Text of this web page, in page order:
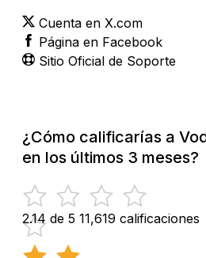
Cuenta en X.com
Página en Facebook
Sitio Oficial de Soporte
¿Cómo calificarías a
en los últimos 3 meses?
2.14 de 5 11,619 calificaciones